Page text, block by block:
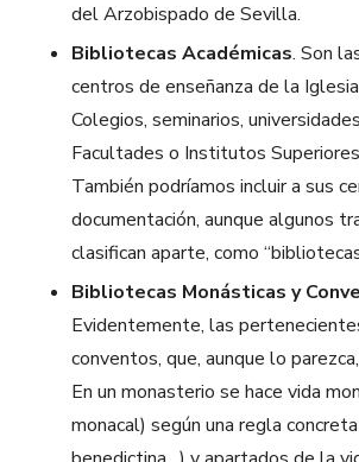
del Arzobispado de Sevilla.
Bibliotecas Académicas. Son
centros de enseñanza de la
Colegios, seminarios,
Facultades o Institutos
También podríamos incluir a sus
documentación, aunque algunos
clasifican aparte, como
Bibliotecas Monásticas y
Evidentemente, las
conventos, que, aunque lo
En un monasterio se hace vida
monacal) según una regla